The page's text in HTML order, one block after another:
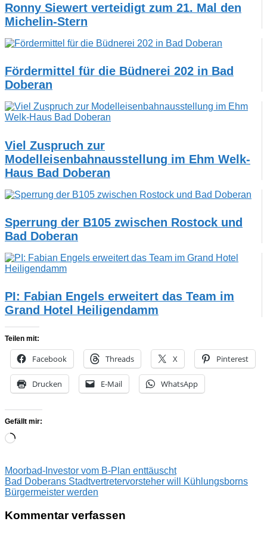
Ronny Siewert verteidigt zum 21. Mal den
Michelin-Stern
Fördermittel für die Büdnerei 202 in Bad
Doberan
Viel Zuspruch zur
Modelleisenbahnausstellung im Ehm Welk-
Haus Bad Doberan
Sperrung der B105 zwischen Rostock und
Bad Doberan
PI: Fabian Engels erweitert das Team im
Grand Hotel Heiligendamm
Teilen mit:
Facebook Threads X Pinterest
Drucken E-Mail WhatsApp
Gefällt mir:
Wird
Beitragsnavigation
Vorheriger
Beitrag:
Moorbad-Investor vom B-Plan enttäuscht
Nächster
Beitrag:
Bad Doberans Stadtvertretervorsteher will Kühlungsborns
Bürgermeister werden
Kommentar verfassen